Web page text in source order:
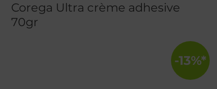
Corega Ultra crème adhesive
70gr
-13%*